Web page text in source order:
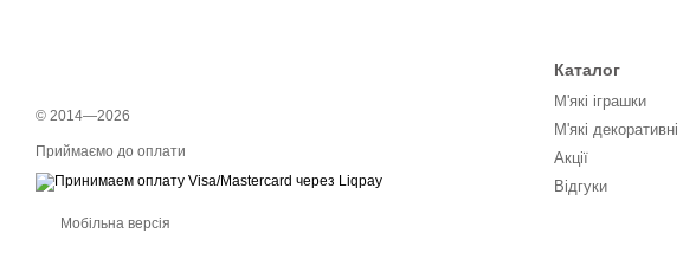
© 2014—2026
Приймаємо до оплати
Мобільна версія
Каталог
М'які іграшки
М'які
Акції
Відгуки